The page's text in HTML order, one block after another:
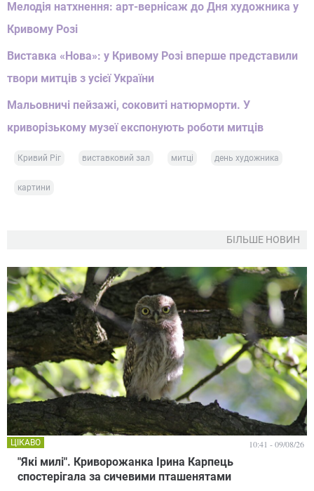
Мелодія натхнення: арт-вернісаж до Дня художника у
Кривому Розі
Виставка «Нова»: у Кривому Розі вперше представили
твори митців з усієї України
Мальовничі пейзажі, соковиті натюрморти. У
криворізькому музеї експонують роботи митців
Кривий Ріг виставковий зал митці день художника
картини
БІЛЬШЕ НОВИН
"Які милі". Криворожанка Ірина Карпець
спостерігала за сичевими пташенятами
ЦІКАВО 10:41 - 09/08/26